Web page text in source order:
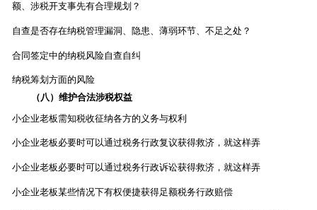
额、涉税开支事先有合理规划？
自查是否存在纳税管理漏洞、隐患、薄弱环节、不足之处？
合同签定中的纳税风险自查自纠
纳税筹划方面的风险
（八）维护合法涉税权益
小企业老板需知税收征纳各方的义务与权利
小企业老板必要时可以通过税务行政复议获得救济，就这样弄
小企业老板必要时可以通过税务行政诉讼获得救济，就这样弄
小企业老板某些情况下有权便捷获得足额税务行政赔偿